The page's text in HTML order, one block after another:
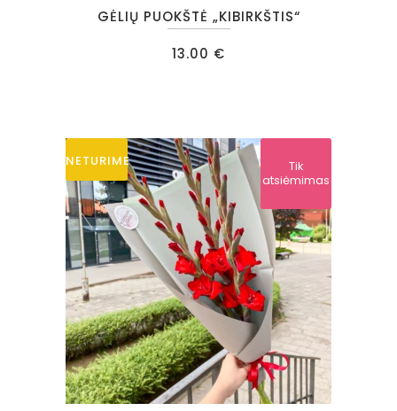
GĖLIŲ PUOKŠTĖ „KIBIRKŠTIS“
13.00 €
NETURIME
Tik
atsiėmimas